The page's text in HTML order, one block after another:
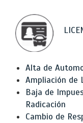
Alta de
Ampliación de
Baja de
Radicación
Cambio de